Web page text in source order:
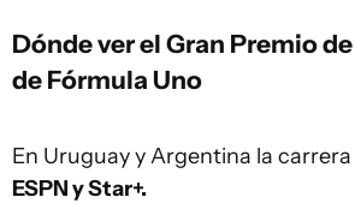
Dónde ver el Gran Premio
de Fórmula Uno
En Uruguay y Argentina la carrera
ESPN y Star+.